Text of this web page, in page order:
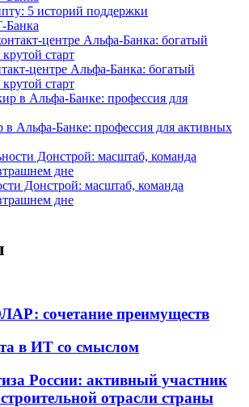
5 историй поддержки
Банка
центре Альфа-Банка: богатый
старт
Альфа-Банке: профессия для активных
Донстрой: масштаб, команда
дне
сочетание преимуществ
в ИТ со смыслом
России: активный участник
отрасли страны